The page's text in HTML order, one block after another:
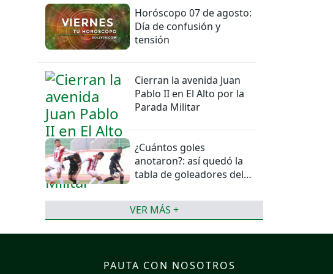
Horóscopo 07 de agosto:
Día de confusión y
tensión
Cierran la avenida Juan
Pablo II en El Alto por la
Parada Militar
¿Cuántos goles
anotaron?: así quedó la
tabla de goleadores del
VER MÁS +
PAUTA CON NOSOTROS